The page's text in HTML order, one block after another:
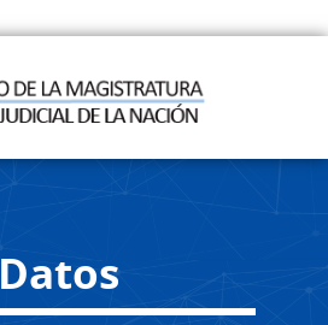
Datos